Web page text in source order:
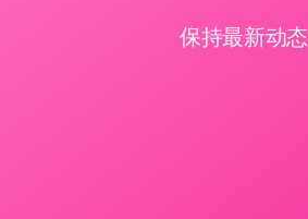
保持最新动态